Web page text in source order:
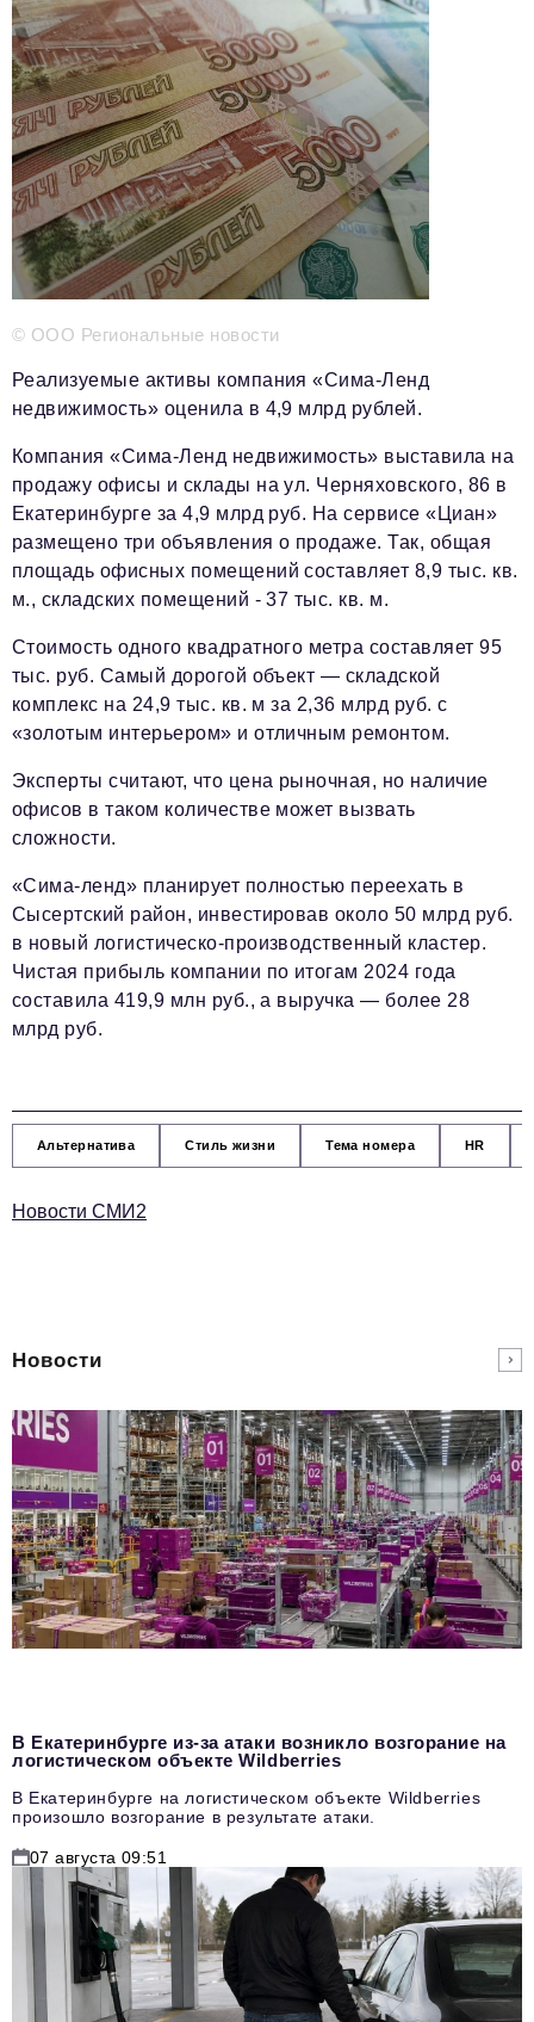
Топ-100 влиятельных людей Свердловской области
Авторские материалы
Видео
ТОП-100 влиятельных людей — 2025
Телефон редакции:+7 495 727-01-67
Электронные почты редакции:
Информационный отдел
reklama@business-magazine.online
Отдел распространения/редакционная подписка
Отдел по работе с партнерами
partner@business-magazine.online
© ООО Региональные новости
Реализуемые активы компания «Сима-Ленд
недвижимость» оценила в 4,9 млрд рублей.
Компания «Сима-Ленд недвижимость» выставила на
продажу офисы и склады на ул. Черняховского, 86 в
Екатеринбурге за 4,9 млрд руб. На сервисе «Циан»
размещено три объявления о продаже. Так, общая
площадь офисных помещений составляет 8,9 тыс. кв.
м., складских помещений - 37 тыс. кв. м.
Стоимость одного квадратного метра составляет 95
тыс. руб. Самый дорогой объект — складской
комплекс на 24,9 тыс. кв. м за 2,36 млрд руб. с
«золотым интерьером» и отличным ремонтом.
Эксперты считают, что цена рыночная, но наличие
офисов в таком количестве может вызвать
сложности.
«Сима-ленд» планирует полностью переехать в
Сысертский район, инвестировав около 50 млрд руб.
в новый логистическо-производственный кластер.
Чистая прибыль компании по итогам 2024 года
составила 419,9 млн руб., а выручка — более 28
млрд руб.
Альтернатива Стиль жизни Тема номера HR
Новости СМИ2
Новости
В Екатеринбурге из-за атаки возникло возгорание на
логистическом объекте Wildberries
В Екатеринбурге на логистическом объекте Wildberries
произошло возгорание в результате атаки.
07 августа 09:51